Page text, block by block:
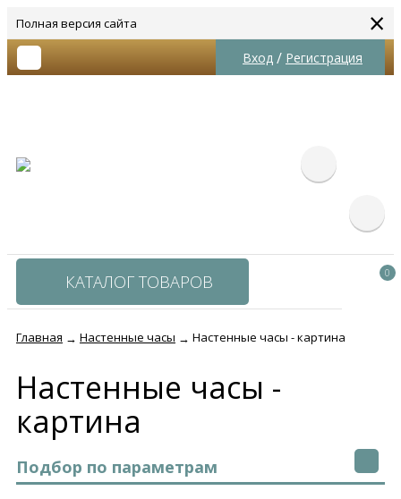
Полная версия сайта ×
Вход / Регистрация
КАТАЛОГ ТОВАРОВ 0
Главная → Настенные часы → Настенные часы - картина
Настенные часы -
картина
Подбор по параметрам